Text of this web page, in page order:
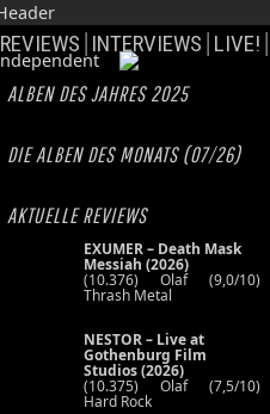
REVIEWS INTERVIEWS LIVE!
ALBEN DES JAHRES 2025
DIE ALBEN DES MONATS (07/26)
AKTUELLE REVIEWS
EXUMER – Death Mask
Messiah (2026)
(10.376) Olaf (9,0/10)
Thrash Metal
NESTOR – Live at
Gothenburg Film
Studios (2026)
(10.375) Olaf (7,5/10)
Hard Rock